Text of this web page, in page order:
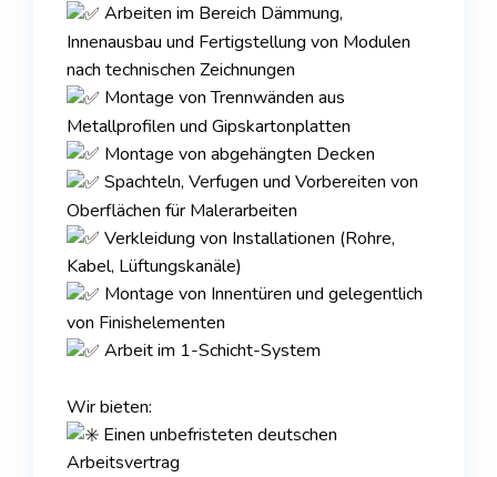
Arbeiten im Bereich Dämmung,
Innenausbau und Fertigstellung von Modulen
nach technischen Zeichnungen
Montage von Trennwänden aus
Metallprofilen und Gipskartonplatten
Montage von abgehängten Decken
Spachteln, Verfugen und Vorbereiten von
Oberflächen für Malerarbeiten
Verkleidung von Installationen (Rohre,
Kabel, Lüftungskanäle)
Montage von Innentüren und gelegentlich
von Finishelementen
Arbeit im 1-Schicht-System
Wir bieten:
Einen unbefristeten deutschen
Arbeitsvertrag